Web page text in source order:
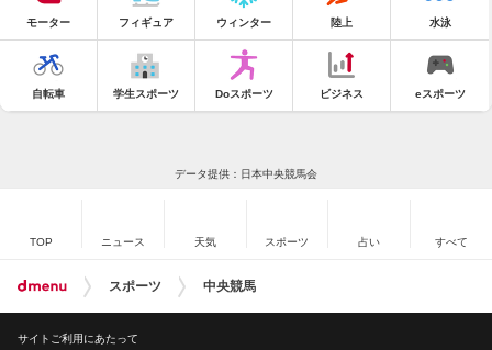
モーター フィギュア ウィンター 陸上 水泳
自転車 学生スポーツ Doスポーツ ビジネス eスポーツ
データ提供：日本中央競馬会
TOP ニュース 天気 スポーツ 占い すべて
スポーツ 中央競馬
サイトご利用にあたって